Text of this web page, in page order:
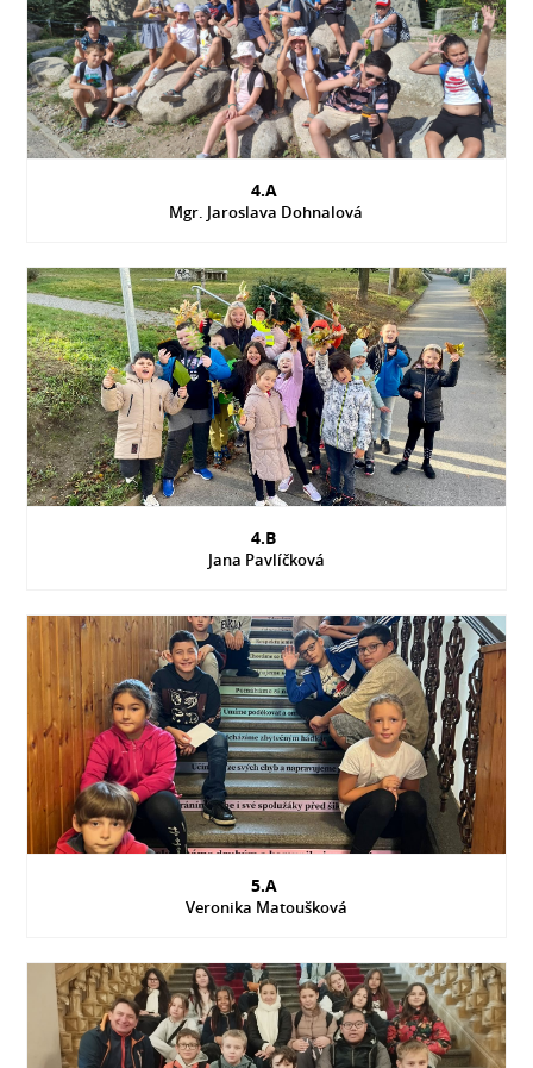
4.A
Mgr. Jaroslava Dohnalová
4.B
Jana Pavlíčková
5.A
Veronika Matoušková